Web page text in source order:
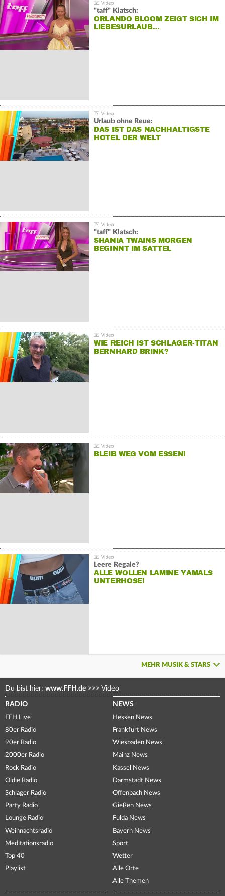
"taff" Klatsch:
ORLANDO BLOOM ZEIGT SICH IM
LIEBESURLAUB…
Urlaub ohne Reue:
DAS IST DAS NACHHALTIGSTE
HOTEL DER WELT
"taff" Klatsch:
SHANIA TWAINS MORGEN
BEGINNT IM SATTEL
WIE REICH IST SCHLAGER-TITAN
BERNHARD BRINK?
BLEIB WEG VOM ESSEN!
Leere Regale?
ALLE WOLLEN LAMINE YAMALS
UNTERHOSE!
MEHR MUSIK & STARS
Du bist hier: www.FFH.de >>> Video
RADIO
FFH Live
80er Radio
90er Radio
2000er Radio
Rock Radio
Oldie Radio
Schlager Radio
Party Radio
Lounge Radio
Weihnachtsradio
Meditationsradio
Top 40
Playlist
NEWS
Hessen News
Frankfurt News
Wiesbaden News
Mainz News
Kassel News
Darmstadt News
Offenbach News
Gießen News
Fulda News
Bayern News
Sport
Wetter
Alle Orte
Alle Themen